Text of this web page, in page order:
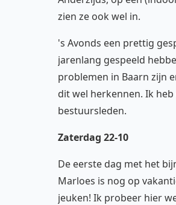
zien ze ook wel in.
's Avonds een prettig
jarenlang gespeeld
problemen in Baarn zijn
dit wel herkennen. Ik
bestuursleden.
Zaterdag 22-10
De eerste dag met het
Marloes is nog op
jeuken! Ik probeer hier